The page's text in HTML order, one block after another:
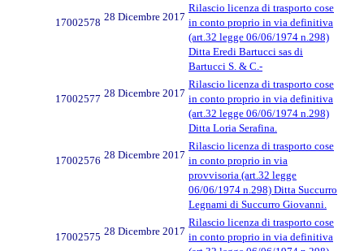
17002578 28 Dicembre 2017
Rilascio licenza di trasporto cose
in conto proprio in via definitiva
(art.32 legge 06/06/1974 n.298)
Ditta Eredi Bartucci sas di
Bartucci S. & C.-
17002577 28 Dicembre 2017
Rilascio licenza di trasporto cose
in conto proprio in via definitiva
(art.32 legge 06/06/1974 n.298)
Ditta Loria Serafina.
17002576 28 Dicembre 2017
Rilascio licenza di trasporto cose
in conto proprio in via
provvisoria (art.32 legge
06/06/1974 n.298) Ditta Succurro
Legnami di Succurro Giovanni.
17002575 28 Dicembre 2017
Rilascio licenza di trasporto cose
in conto proprio in via definitiva